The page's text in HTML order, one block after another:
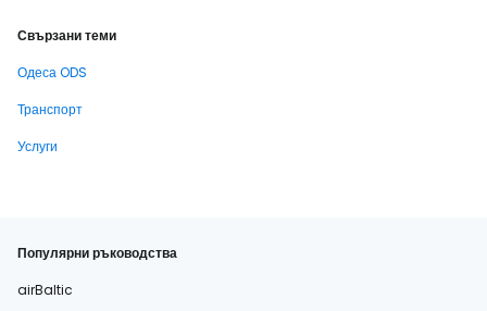
Свързани теми
Одеса ODS
Транспорт
Услуги
Популярни ръководства
airBaltic